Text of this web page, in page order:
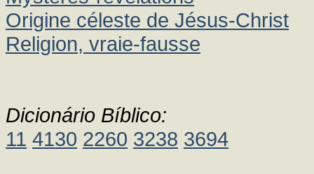
Origine céleste de Jésus-Christ
Religion, vraie-fausse
Dicionário Bíblico:
11 4130 2260 3238 3694